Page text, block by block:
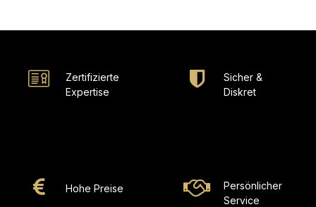
Zertifizierte
Expertise
Sicher &
Diskret
Hohe Preise
Persönlicher
Service